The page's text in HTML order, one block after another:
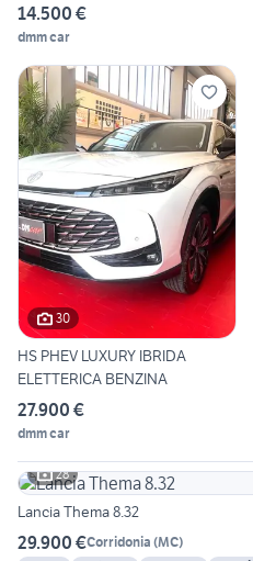
14.500 €
dmm car
30
HS PHEV LUXURY IBRIDA
ELETTERICA BENZINA
27.900 €
dmm car
28
Lancia Thema 8.32
29.900 €Corridonia (MC)